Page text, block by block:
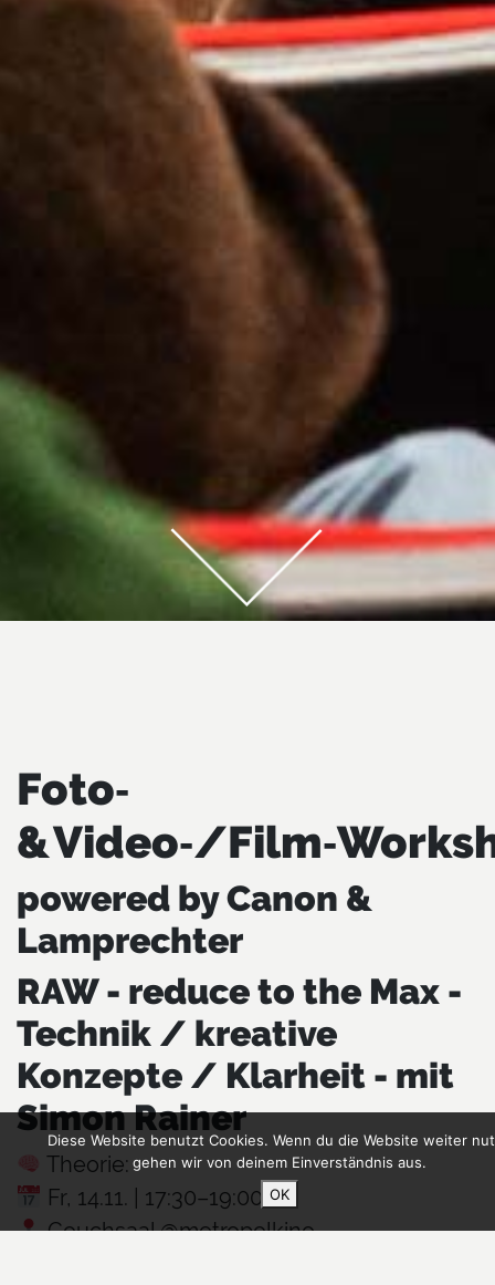
Foto‑
& Video‑/
powered by Canon &
Lamprechter
RAW - reduce to the Max -
Technik / kreative
Konzepte / Klarheit - mit
Simon Rainer
Theorie:
Fr, 14.11. | 17:30–19:00
Couchsaal @metropolkino
Diese Website benutzt Cookies. Wenn du die Website weiter
gehen wir von deinem Einverständnis aus.
OK